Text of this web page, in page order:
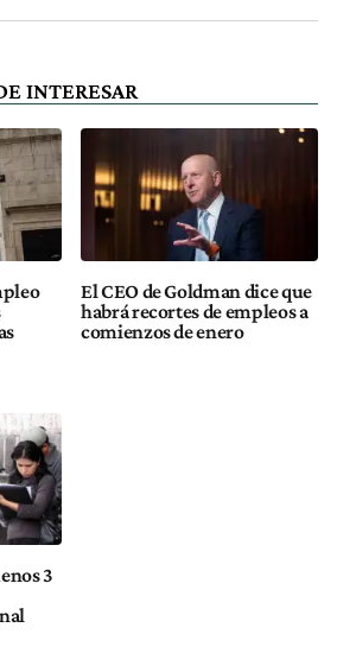
INTERESAR
El CEO de Goldman dice que
habrá recortes de empleos a
comienzos de enero
3